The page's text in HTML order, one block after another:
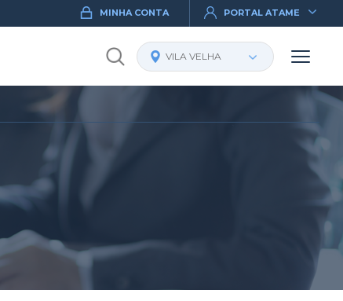
MINHA CONTA PORTAL ATAME